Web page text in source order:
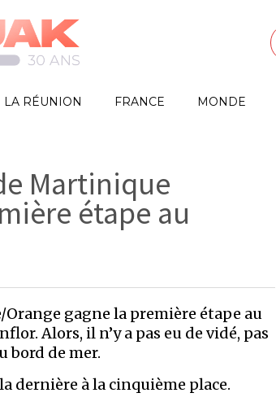
LA RÉUNION FRANCE MONDE
Martinique
étape au
gagne la première étape au
Alors, il n’y a pas eu de vidé, pas
bord de mer.
dernière à la cinquième place.